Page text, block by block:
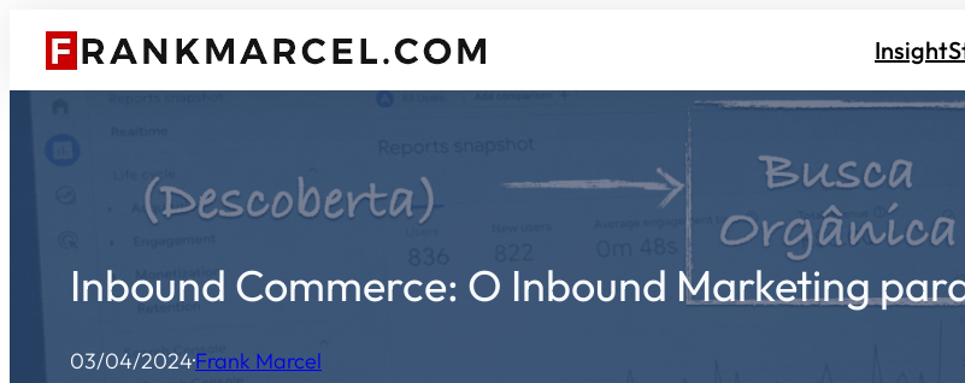
Pular
para
Inbound Commerce: O Inbound Marketing
03/04/2024·Frank Marcel